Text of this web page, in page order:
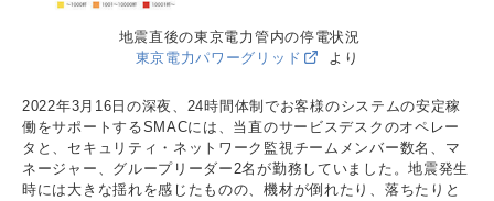
地震直後の東京電力管内の停電状況
東京電力パワーグリッド
より
2022年3月16日の深夜、24時間体制でお客様のシステムの安定稼
働をサポートするSMACには、当直のサービスデスクのオペレー
タと、セキュリティ・ネットワーク監視チームメンバー数名、マ
ネージャー、グループリーダー2名が勤務していました。地震発生
時には大きな揺れを感じたものの、機材が倒れたり、落ちたりと